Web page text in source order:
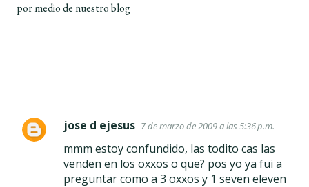
por medio de nuestro blog
C
jose d ejesus 7 de marzo de 2009 a las 5:36 p.m.
mmm estoy confundido, las todito cas las
venden en los oxxos o que? pos yo ya fui a
preguntar como a 3 oxxos y 1 seven eleven